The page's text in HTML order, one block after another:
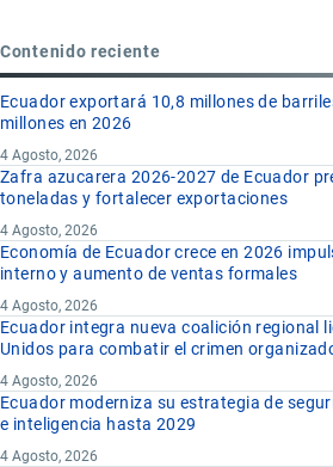
Contenido reciente
Ecuador exportará 10,8 millones de
millones en 2026
4 Agosto, 2026
Zafra azucarera 2026-2027 de Ecuador
toneladas y fortalecer exportaciones
4 Agosto, 2026
Economía de Ecuador crece en 2026
interno y aumento de ventas formales
4 Agosto, 2026
Ecuador integra nueva coalición regional
Unidos para combatir el crimen
4 Agosto, 2026
Ecuador moderniza su estrategia de
e inteligencia hasta 2029
4 Agosto, 2026